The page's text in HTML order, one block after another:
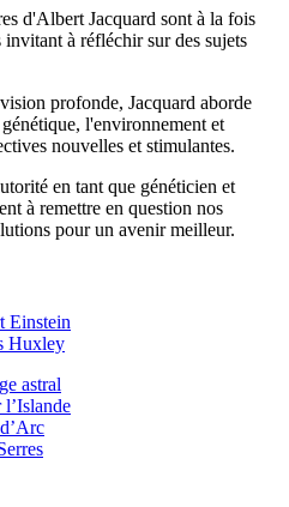
d'Albert Jacquard sont à la fois
à réfléchir sur des sujets
profonde, Jacquard aborde
l'environnement et
nouvelles et stimulantes.
en tant que généticien et
à remettre en question nos
pour un avenir meilleur.
Einstein
Huxley
astral